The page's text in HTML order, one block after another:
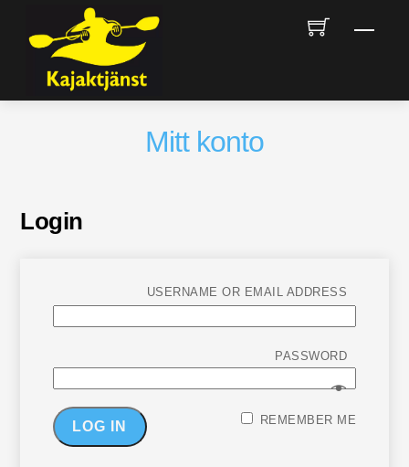
Menu
Mitt konto
Login
USERNAME OR EMAIL ADDRESS
PASSWORD
REMEMBER ME
LOG IN